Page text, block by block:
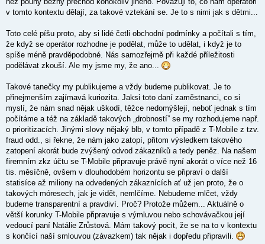
v tomto kontextu dělají, za takové vztekání se. Je to s nimi jak s dětmi...
Toto celé píšu proto, aby si lidé četli obchodní podmínky a počítali s tím,
že když se operátor rozhodne je podělat, může to udělat, i když je to
spíše méně pravděpodobné. Nás samozřejmě při každé příležitosti
podělávat zkouší. Ale my jsme my, že ano...
Takové tanečky my publikujeme a vždy budeme publikovat. Je to
přinejmenším zajímavá kuriozita. Jaksi toto daní zaměstnanci, co si
myslí, že nám snad nějak uškodí, těžce nedomýšlejí, neboť jednak s tím
počítáme a též na základě takových „drobností” se my rozhodujeme např.
o prioritizacích. Jinými slovy nějaký blb, v tomto případě z T-Mobile z tzv.
fraud odd., si řekne, že nám jako zatopí, přitom výsledkem takového
zatopení akorát bude zvýšený odvod zákazníků a tedy peněz. Na našem
firemním zkz účtu se T-Mobile připravuje právě nyní akorát o více než 16
tis. měsíčně, ovšem v dlouhodobém horizontu se připraví o další
statisíce až miliony na odvedených zákaznících ať už jen proto, že o
takových móresech, jak je vidět, nemlčíme. Nebudeme mlčet, vždy
budeme transparentní a pravdiví. Proč? Protože můžem... Aktuálně o
větší korunky T-Mobile připravuje s výmluvou nebo schovávačkou její
vedoucí paní Natálie Zrůstová. Mám takový pocit, že se na to v kontextu
s končící naší smlouvou (závazkem) tak nějak i dopředu připravili.